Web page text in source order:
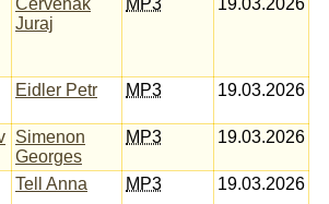
Juraj
Eidler Petr MP3 19.03.2026
Simenon
Georges
MP3 19.03.2026
Tell Anna MP3 19.03.2026